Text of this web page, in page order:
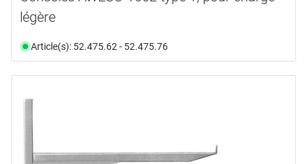
légère
Article(s): 52.475.62 - 52.475.76